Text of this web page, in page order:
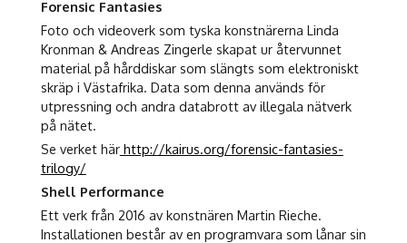
Forensic Fantasies
Foto och videoverk som tyska konstnärerna Linda
Kronman & Andreas Zingerle skapat ur återvunnet
material på hårddiskar som slängts som elektroniskt
skräp i Västafrika. Data som denna används för
utpressning och andra databrott av illegala nätverk
på nätet.
Se verket härhttp://kairus.org/forensic-fantasies-
trilogy/
Shell Performance
Ett verk från 2016 av konstnären Martin Rieche.
Installationen består av en programvara som lånar sin